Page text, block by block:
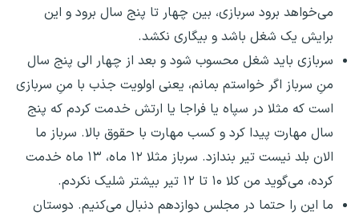
می‌خواهد برود سربازی، بین چهار تا پنج سال برود و این
برایش یک شغل باشد و بیگاری نکشد.
سربازی باید شغل محسوب شود و بعد از چهار الی پنج سال
منِ سرباز اگر خواستم بمانم، یعنی اولویت جذب با منِ سربازی
است که مثلا در سپاه یا فراجا یا ارتش خدمت کردم که پنج
سال مهارت پیدا کرد و کسب مهارت با حقوق بالا. سرباز ما
الان بلد نیست تیر بندازد. سرباز مثلا ۱۲ ماه، ۱۳ ماه خدمت
کرده، می‌گوید من کلا ۱۰ تا ۱۲ تیر بیشتر شلیک نکردم.
ما این را حتما در مجلس دوازدهم دنبال می‌کنیم. دوستان